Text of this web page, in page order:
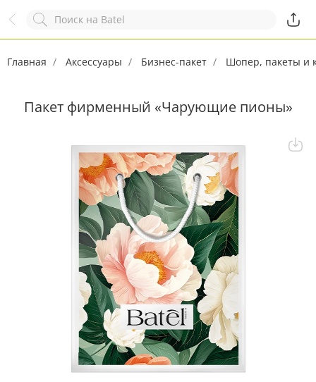
Назад
ОСТАВИТЬ ЗАЯВКУ
Главная Аксессуары Бизнес-пакет Шопер, пакеты и
Пакет фирменный «Чарующие пионы»
Появился вопрос?Заполните эту форму!
+7
Я соглашаюсь сполитикой защиты